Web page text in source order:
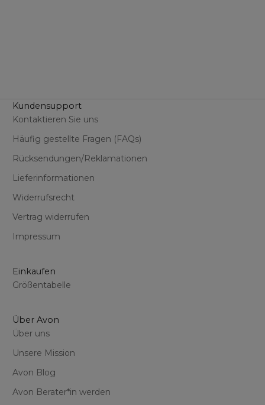
Kundensupport
Kontaktieren Sie uns
Häufig gestellte Fragen (FAQs)
Rücksendungen/Reklamationen
Lieferinformationen
Widerrufsrecht
Vertrag widerrufen
Impressum
Einkaufen
Größentabelle
Über Avon
Über uns
Unsere Mission
Avon Blog
Avon Berater*in werden